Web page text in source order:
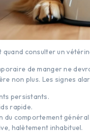
quand consulter un
de manger ne
non plus. Les signes
persistants.
rapide.
du comportement
halètement inhabituel.